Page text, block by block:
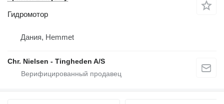
Гидромотор
Дания, Hemmet
Chr. Nielsen - Tingheden A/S